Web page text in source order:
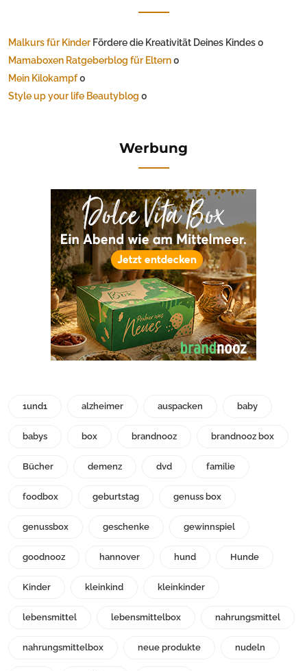
Malkurs für Kinder Fördere die Kreativität Deines Kindes 0
Mamaboxen Ratgeberblog für Eltern0
Mein Kilokampf0
Style up your life Beautyblog 0
Werbung
1und1 alzheimer auspacken baby
babys box brandnooz brandnooz box
Bücher demenz dvd familie
foodbox geburtstag genuss box
genussbox geschenke gewinnspiel
goodnooz hannover hund Hunde
Kinder kleinkind kleinkinder
lebensmittel lebensmittelbox nahrungsmittel
nahrungsmittelbox neue produkte nudeln